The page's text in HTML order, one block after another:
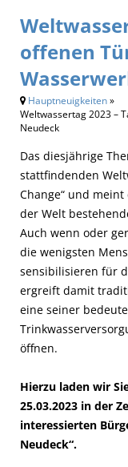
offenen
Hauptneuigkeiten»
Weltwassertag 2023 –
Neudeck
Das diesjährige
stattfindenden
Change“ und
der Welt
Auch wenn oder
die wenigsten
sensibilisieren für
ergreift damit
eine seiner
öffnen.
Hierzu laden wir
25.03.2023 in der
interessierten
Neudeck“.